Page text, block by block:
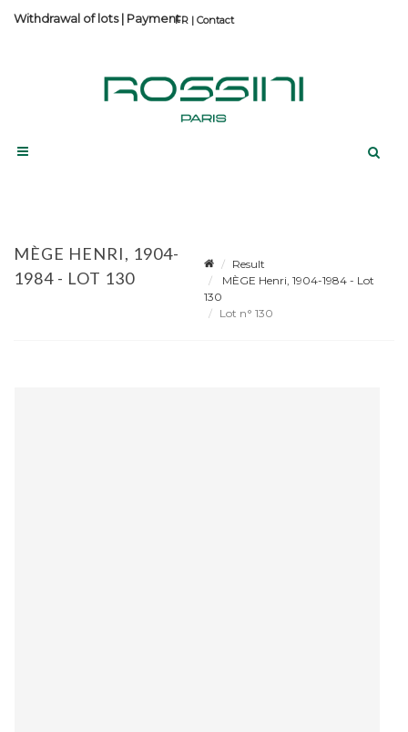
Contact
Withdrawal of lots| Payment
MÈGE HENRI, 1904-
1984 - LOT 130
Result
MÈGE Henri, 1904-1984 - Lot
130
Lot n° 130